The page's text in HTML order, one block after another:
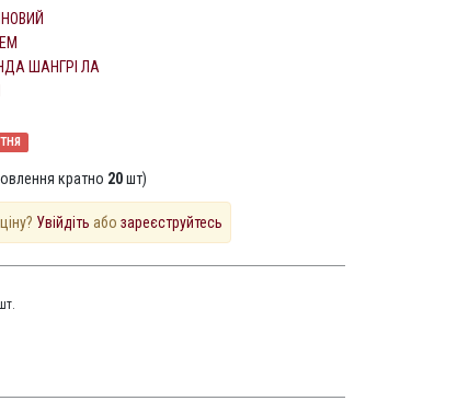
ШАНГРІ ЛА
кратно 20шт)
Увійдіть абозареєструйтесь